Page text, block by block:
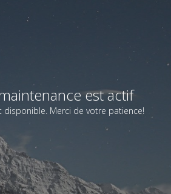
est actif
disponible. Merci de votre patience!